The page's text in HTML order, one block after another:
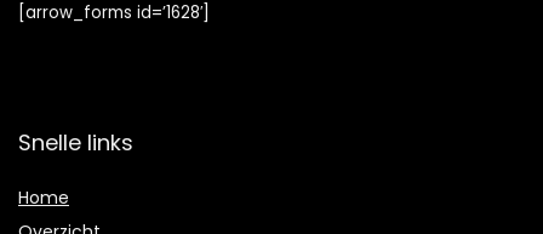
[arrow_forms id=’1628′]
Snelle links
Home